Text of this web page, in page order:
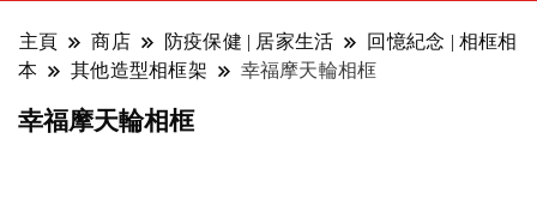
主頁 商店 防疫保健 | 居家生活
回憶紀念 | 相框相
本
其他造型相框架 幸福摩天輪相框
幸福摩天輪相框